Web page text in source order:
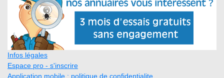
Infos légales
Espace pro - s'inscrire
Application mobile : politique de confidentialite